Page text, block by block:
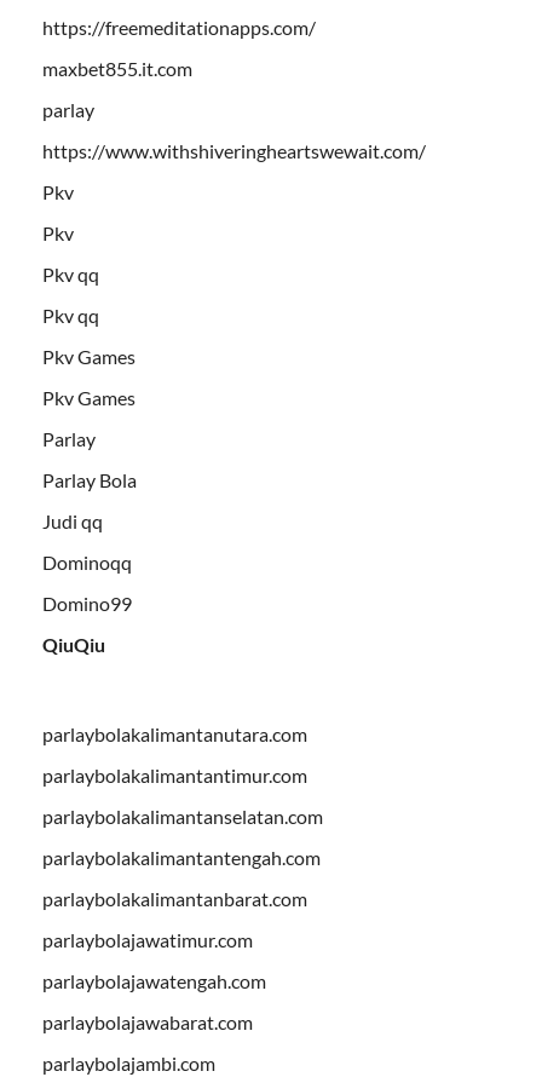
https://freemeditationapps.com/
maxbet855.it.com
parlay
https://www.withshiveringheartswewait.com/
Pkv
Pkv
Pkv qq
Pkv qq
Pkv Games
Pkv Games
Parlay
Parlay Bola
Judi qq
Dominoqq
Domino99
QiuQiu
parlaybolakalimantanutara.com
parlaybolakalimantantimur.com
parlaybolakalimantanselatan.com
parlaybolakalimantantengah.com
parlaybolakalimantanbarat.com
parlaybolajawatimur.com
parlaybolajawatengah.com
parlaybolajawabarat.com
parlaybolajambi.com